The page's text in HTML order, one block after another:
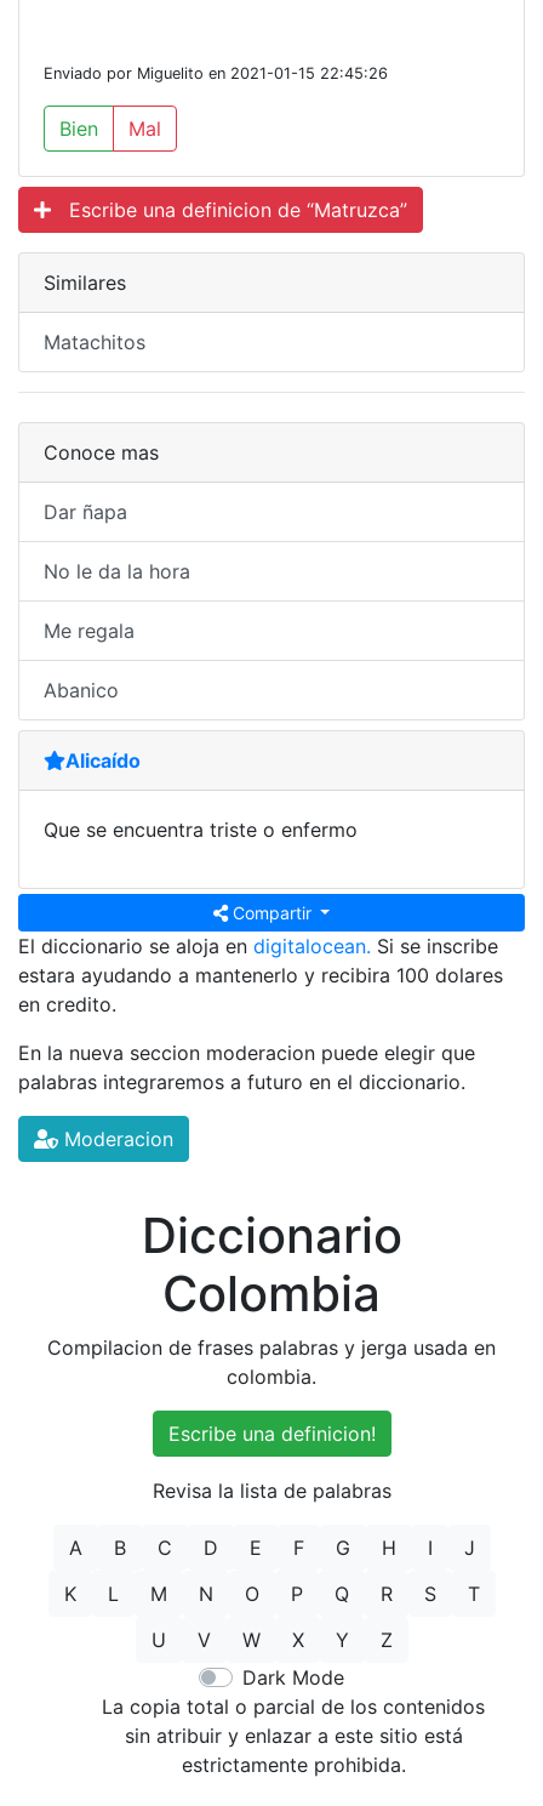
Enviado por Miguelito en 2021-01-15 22:45:26
Bien Mal
Escribe una definicion de “Matruzca”
Similares
Matachitos
Conoce mas
Dar ñapa
No le da la hora
Me regala
Abanico
Alicaído
Que se encuentra triste o enfermo
Compartir
El diccionario se aloja en digitalocean. Si se inscribe
estara ayudando a mantenerlo y recibira 100 dolares
en credito.
En la nueva seccion moderacion puede elegir que
palabras integraremos a futuro en el diccionario.
Moderacion
Diccionario
Colombia
Compilacion de frases palabras y jerga usada en
colombia.
Escribe una definicion!
Revisa la lista de palabras
A B C D E F G H I
J
K
L M N O P Q R S
T
U
V W X Y
Z
Dark Mode
La copia total o parcial de los contenidos
sin atribuir y enlazar a este sitio está
estrictamente prohibida.